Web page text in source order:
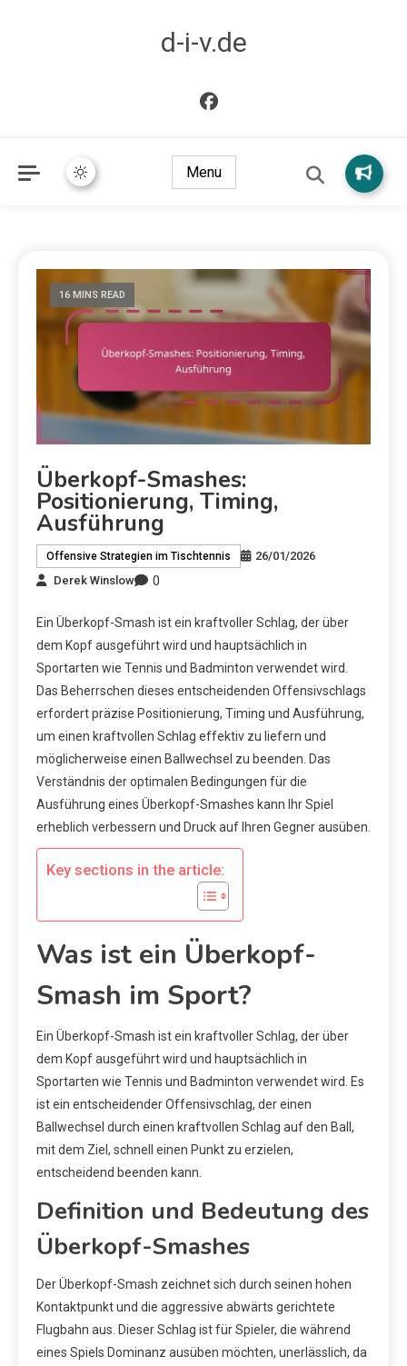
d-i-v.de
Menu
16 MINS READ
Überkopf-Smashes:
Positionierung, Timing,
Ausführung
Offensive Strategien im Tischtennis
26/01/2026
Derek Winslow
0
Ein Überkopf-Smash ist ein kraftvoller Schlag, der über
dem Kopf ausgeführt wird und hauptsächlich in
Sportarten wie Tennis und Badminton verwendet wird.
Das Beherrschen dieses entscheidenden Offensivschlags
erfordert präzise Positionierung, Timing und Ausführung,
um einen kraftvollen Schlag effektiv zu liefern und
möglicherweise einen Ballwechsel zu beenden. Das
Verständnis der optimalen Bedingungen für die
Ausführung eines Überkopf-Smashes kann Ihr Spiel
erheblich verbessern und Druck auf Ihren Gegner ausüben.
Key sections in the article:
Was ist ein Überkopf-
Smash im Sport?
Ein Überkopf-Smash ist ein kraftvoller Schlag, der über
dem Kopf ausgeführt wird und hauptsächlich in
Sportarten wie Tennis und Badminton verwendet wird. Es
ist ein entscheidender Offensivschlag, der einen
Ballwechsel durch einen kraftvollen Schlag auf den Ball,
mit dem Ziel, schnell einen Punkt zu erzielen,
entscheidend beenden kann.
Definition und Bedeutung des
Überkopf-Smashes
Der Überkopf-Smash zeichnet sich durch seinen hohen
Kontaktpunkt und die aggressive abwärts gerichtete
Flugbahn aus. Dieser Schlag ist für Spieler, die während
eines Spiels Dominanz ausüben möchten, unerlässlich, da